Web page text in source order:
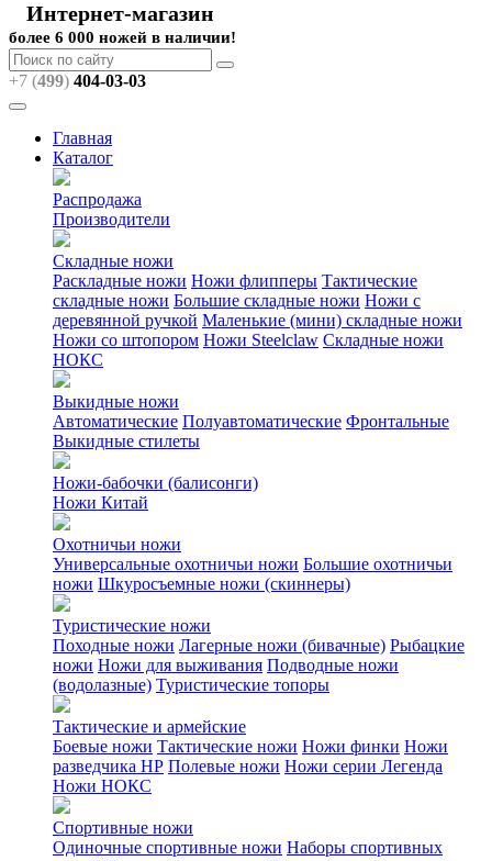
Интернет-магазин
более 6 000 ножей в наличии!
+7 (499) 404-03-03
Главная
Каталог
Распродажа
Производители
Складные ножи
Раскладные ножи Ножи флипперы Тактические
складные ножи Большие складные ножи Ножи с
деревянной ручкой Маленькие (мини) складные ножи
Ножи со штопором Ножи Steelclaw Складные ножи
НОКС
Выкидные ножи
Автоматические Полуавтоматические Фронтальные
Выкидные стилеты
Ножи-бабочки (балисонги)
Ножи Китай
Охотничьи ножи
Универсальные охотничьи ножи Большие охотничьи
ножи Шкуросъемные ножи (скиннеры)
Туристические ножи
Походные ножи Лагерные ножи (бивачные) Рыбацкие
ножи Ножи для выживания Подводные ножи
(водолазные) Туристические топоры
Тактические и армейские
Боевые ножи Тактические ножи Ножи финки Ножи
разведчика НР Полевые ножи Ножи серии Легенда
Ножи НОКС
Спортивные ножи
Одиночные спортивные ножи Наборы спортивных